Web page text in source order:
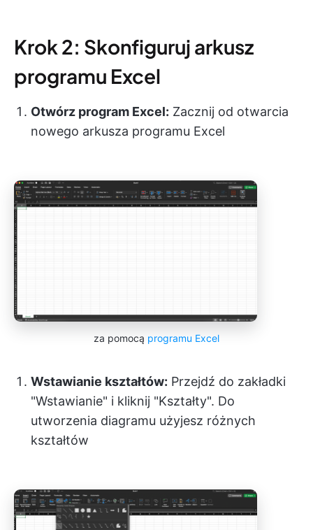
Krok 2: Skonfiguruj arkusz
programu Excel
Otwórz program Excel: Zacznij od otwarcia
nowego arkusza programu Excel
za pomocą programu Excel
Wstawianie kształtów: Przejdź do zakładki
"Wstawianie" i kliknij "Kształty". Do
utworzenia diagramu użyjesz różnych
kształtów